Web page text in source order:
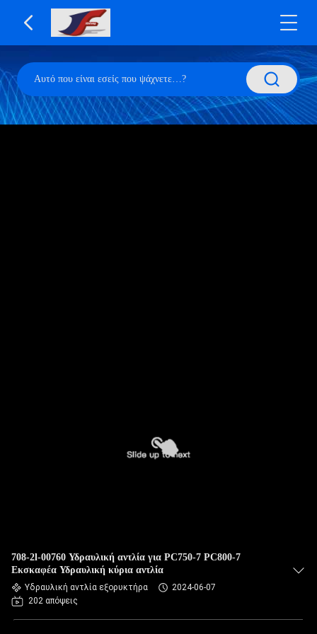
708-2l-00760 Υδραυλική αντλία για PC750-7 PC800-7
Εκσκαφέα Υδραυλική κύρια αντλία
Υδραυλική αντλία εξορυκτήρα
2024-06-07
202 απόψεις